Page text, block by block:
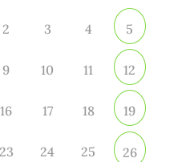
2 3 4 5
9 10 11 12
16 17 18 19
23 24 25 26